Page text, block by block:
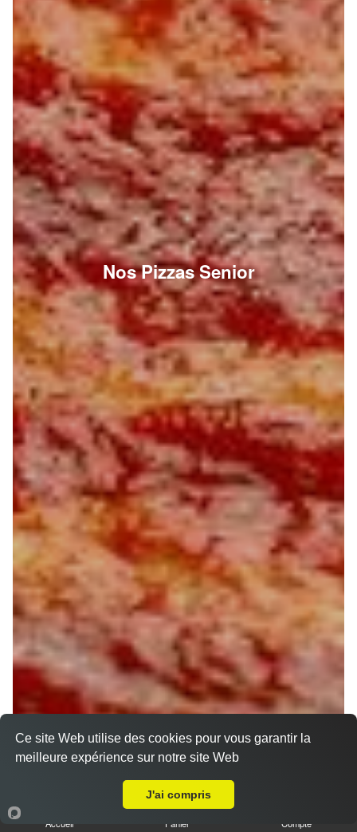
Nos Pizzas Senior
Accueil Panier Compte
Ce site Web utilise des cookies pour vous garantir la
meilleure expérience sur notre site Web
J'ai compris